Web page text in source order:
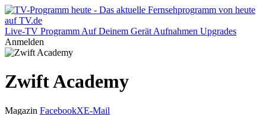
Live-TV Programm Auf Deinem Gerät Aufnahmen Upgrades
Anmelden
Zwift Academy
Magazin FacebookXE-Mail